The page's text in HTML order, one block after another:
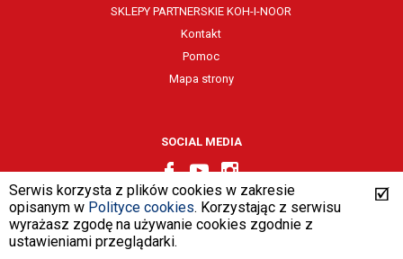
SKLEPY PARTNERSKIE KOH-I-NOOR
Kontakt
Pomoc
Mapa strony
SOCIAL MEDIA
Serwis korzysta z plików cookies w zakresie
opisanym w Polityce cookies. Korzystając z serwisu
wyrażasz zgodę na używanie cookies zgodnie z
ustawieniami przeglądarki.